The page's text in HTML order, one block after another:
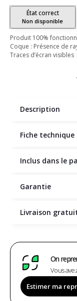
État correct
Non disponible
Produit 100%
Coque : Présence de
Traces d’écran visibles
Description
Fiche technique
Inclus dans le
Garantie
Livraison
On
Vous
Estimer ma